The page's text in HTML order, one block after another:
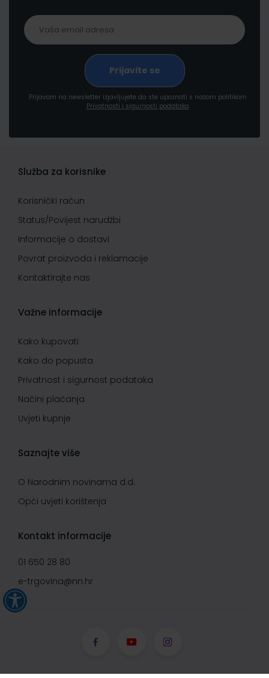
Prijavom na newsletter izjavljujete da ste upoznati s našom politikom
Privatnosti i sigurnosti podataka
Služba za korisnike
Korisnički račun
Status/Povijest narudžbi
Informacije o dostavi
Povrat proizvoda i reklamacije
Kontaktirajte nas
Važne informacije
Kako kupovati
Kako do popusta
Privatnost i sigurnost podataka
Načini plaćanja
Uvjeti kupnje
Saznajte više
O Narodnim novinama d.d.
Opći uvjeti korištenja
Kontakt informacije
01 650 28 80
e-trgovina@nn.hr